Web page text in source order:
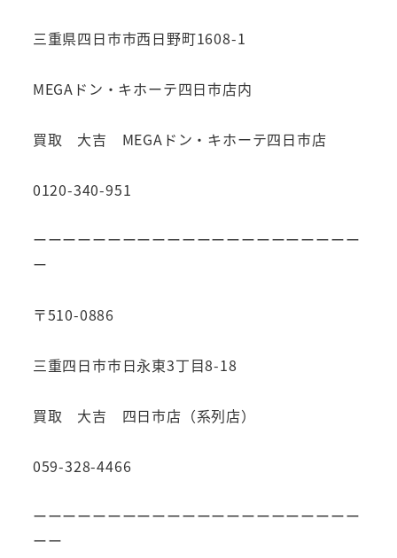
三重県四日市市西日野町1608-1
MEGAドン・キホーテ四日市店内
買取 大吉 MEGAドン・キホーテ四日市店
0120-340-951
ーーーーーーーーーーーーーーーーーーーーーー
ー
〒510-0886
三重四日市市日永東3丁目8-18
買取 大吉 四日市店（系列店）
059-328-4466
ーーーーーーーーーーーーーーーーーーーーーー
ーー